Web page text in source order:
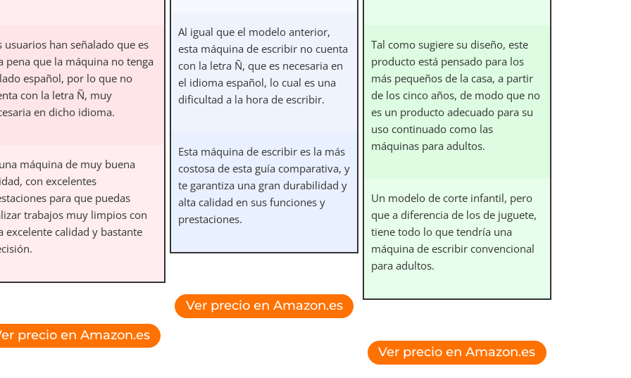
usuarios han señalado que es
pena que la máquina no tenga
español, por lo que no
con la letra Ñ, muy
en dicho idioma.
máquina de muy buena
con excelentes
para que puedas
trabajos muy limpios con
excelente calidad y bastante
precio en Amazon.es
Al igual que el modelo anterior,
esta máquina de escribir no cuenta
con la letra Ñ, que es necesaria en
el idioma español, lo cual es una
dificultad a la hora de escribir.
Esta máquina de escribir es la más
costosa de esta guía comparativa, y
te garantiza una gran durabilidad y
alta calidad en sus funciones y
prestaciones.
Ver precio en Amazon.es
Tal como sugiere su diseño, este
producto está pensado para los
más pequeños de la casa, a partir
de los cinco años, de modo que no
es un producto adecuado para su
uso continuado como las
máquinas para adultos.
Un modelo de corte infantil, pero
que a diferencia de los de juguete,
tiene todo lo que tendría una
máquina de escribir convencional
para adultos.
Ver precio en Amazon.es